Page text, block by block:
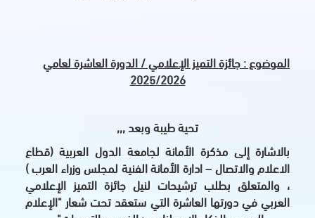
الموضوع : جائزة التميز الإعلامي / الدورة العاشرة لعامي
2025/2026
تحية طيبة وبعد ,,,
بالاشارة إلى مذكرة الأمانة لجامعة الدول العربية (قطاع
الاعلام والاتصال – ادارة الأمانة الفنية لمجلس وزراء العرب )
، والمتعلق بطلب ترشيحات لنيل جائزة التميز الإعلامي
العربي في دورتها العاشرة التي ستعقد تحت شعار "الإعلام